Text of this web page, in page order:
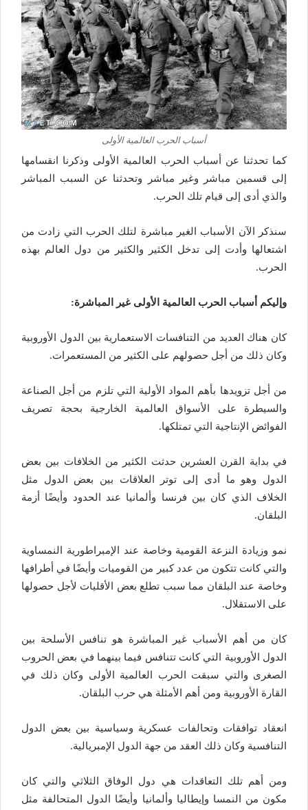
أسباب الحرب العالمية الأولى
كما تحدثنا عن أسباب الحرب العالمية الأولى وذكرنا انقسامها
إلى قسمين مباشر وغير مباشر وتحدثنا عن السبب المباشر
والذي أدى إلى قيام تلك الحرب.
سنذكر الآن الأسباب الغير مباشرة لتلك الحرب التي زادت من
اشتعالها وأدت إلى تدخل الكثير والكثير من دول العالم بهذه
الحرب.
وإليكم أسباب الحرب العالمية الأولى غير المباشرة:
كان هناك العديد من التنافسات الاستعمارية بين الدول الأوروبية
وكان ذلك من أجل حصولهم على الكثير من المستعمرات.
من أجل تزويدها بأهم المواد الأولية التي تلزم من أجل الصناعة
والسيطرة على الأسواق العالمية الخارجية بحجة تصريف
الفوائض الإنتاجية التي تمتلكها.
في بداية القرن العشرين حدثت الكثير من الخلافات بين بعض
الدول وهو ما أدى إلى توتر العلاقات بين بعض الدول مثل
الخلاف الذي كان بين فرنسا وألمانيا عند الحدود وأيضًا أزمة
البلقان.
نمو وزيادة النزعة القومية وخاصة عند الإمبراطورية النمساوية
والتي كانت تتكون من عدد كبير من القوميات وأيضًا في أطرافها
وخاصة عند البلقان مما سبب تطلع بعض الأقليات لأجل حصولها
على الاستقلال.
كان من أهم الأسباب غير المباشرة هو تنافس الأسلحة بين
الدول الأوروبية التي كانت تتنافس فيما بينهما في بعض الحروب
الصغرى والتي سبقت الحرب العالمية الأولى وكان ذلك في
القارة الأوروبية ومن أهم الأمثلة هي حرب البلقان.
انعقاد توافقات وتحالفات عسكرية وسياسية بين بعض الدول
التنافسية وكان ذلك العقد من جهة الدول الإمبريالية.
ومن أهم تلك التعاقدات هي دول الوفاق الثلاثي والتي كان
مكون من النمسا وإيطاليا وألمانيا وأيضًا الدول المتحالفة مثل